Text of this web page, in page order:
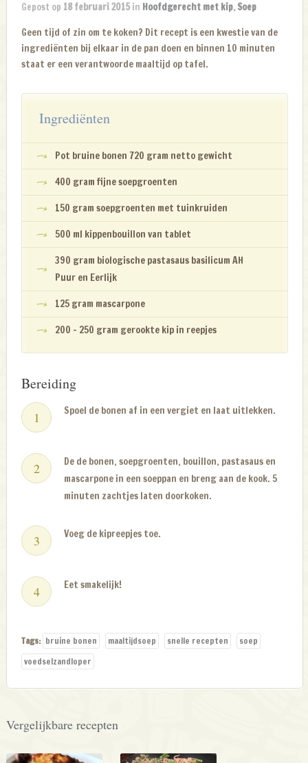
Gepost op 18 februari 2015 in Hoofdgerecht met kip,Soep
Geen tijd of zin om te koken? Dit recept is een kwestie van de
ingrediënten bij elkaar in de pan doen en binnen 10 minuten
staat er een verantwoorde maaltijd op tafel.
Ingrediënten
Pot bruine bonen 720 gram netto gewicht
400 gram fijne soepgroenten
150 gram soepgroenten met tuinkruiden
500 ml kippenbouillon van tablet
390 gram biologische pastasaus basilicum AH
Puur en Eerlijk
125 gram mascarpone
200 – 250 gram gerookte kip in reepjes
Bereiding
Spoel de bonen af in een vergiet en laat uitlekken.
De de bonen, soepgroenten, bouillon, pastasaus en
mascarpone in een soeppan en breng aan de kook. 5
minuten zachtjes laten doorkoken.
Voeg de kipreepjes toe.
Eet smakelijk!
Tags: bruine bonen maaltijdsoep snelle recepten
soep
voedselzandloper
Vergelijkbare recepten